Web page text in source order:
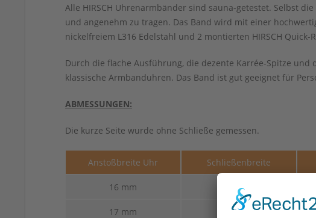
Alle HIRSCH Uhrenarmbänder sind sauna-getestet. Selbst
und angenehm zu tragen. Das Band wird mit einer
nickelfreiem L316 Edelstahl und 2 montierten HIRSCH Quick-
Durch die flache Ausführung, die dezente Karrée-Spitze
klassische Armbanduhren. Das Band ist gut geeignet für
ABMESSUNGEN:
Die kurze Seite wurde ohne Schließe gemessen.
Anstoßbreite Uhr Schließenbreite
16 mm 14 mm
17 mm 14 mm